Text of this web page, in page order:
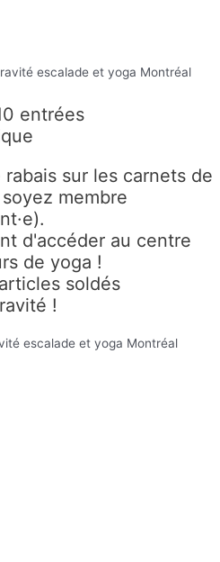
entrées
sur les carnets de
membre
d'accéder au centre
de yoga !
soldés
!